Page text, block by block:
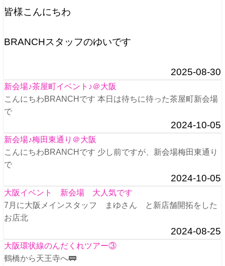
皆様こんにちわ
BRANCHスタッフのゆいです
2025-08-30
新会場♪茶屋町イベント♪＠大阪
こんにちわBRANCHです 本日は待ちに待った茶屋町新会場
で
2024-10-05
新会場♪梅田東通り＠大阪
こんにちわBRANCHです 少し前ですが、新会場梅田東通り
で
2024-10-05
大阪イベント 新会場 大人気です
7月に大阪メインスタッフ まゆさん と新店舗開拓をした
お店北
2024-08-25
大阪環状線のんだくれツアー③
鶴橋から天王寺へ🚃